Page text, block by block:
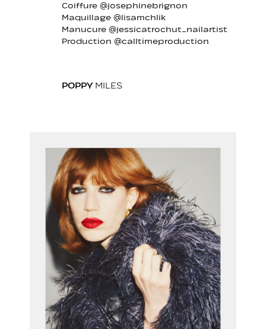
Coiffure @josephinebrignon
Maquillage @lisamchlik
Manucure @jessicatrochut_nailartist
Production @calltimeproduction
POPPYMILES